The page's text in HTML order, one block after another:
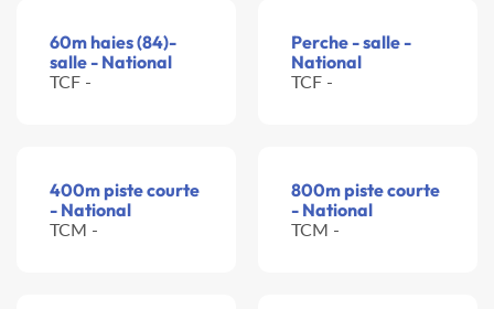
60m haies (84)-
salle - National
TCF -
Perche - salle -
National
TCF -
400m piste courte
- National
TCM -
800m piste courte
- National
TCM -